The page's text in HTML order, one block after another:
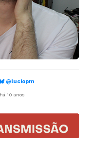
@luciopm
há 10 anos